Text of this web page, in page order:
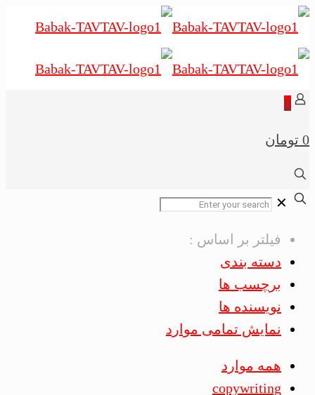
0
0 تومان
✕
فیلتر بر اساس :
دسته بندی
برچسب ها
نویسنده ها
نمایش تمامی موارد
همه موارد
copywriting